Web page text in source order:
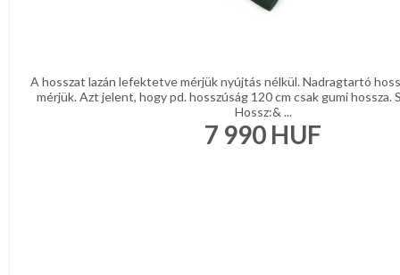
A hosszat lazán lefektetve mérjük nyújtás nélkül. Nadragtartó
mérjük. Azt jelent, hogy pd. hosszúság 120 cm csak gumi hossza.
Hossz:& ...
7 990 HUF